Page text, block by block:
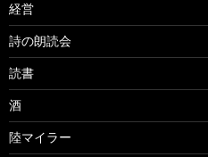
経営
詩の朗読会
読書
酒
陸マイラー